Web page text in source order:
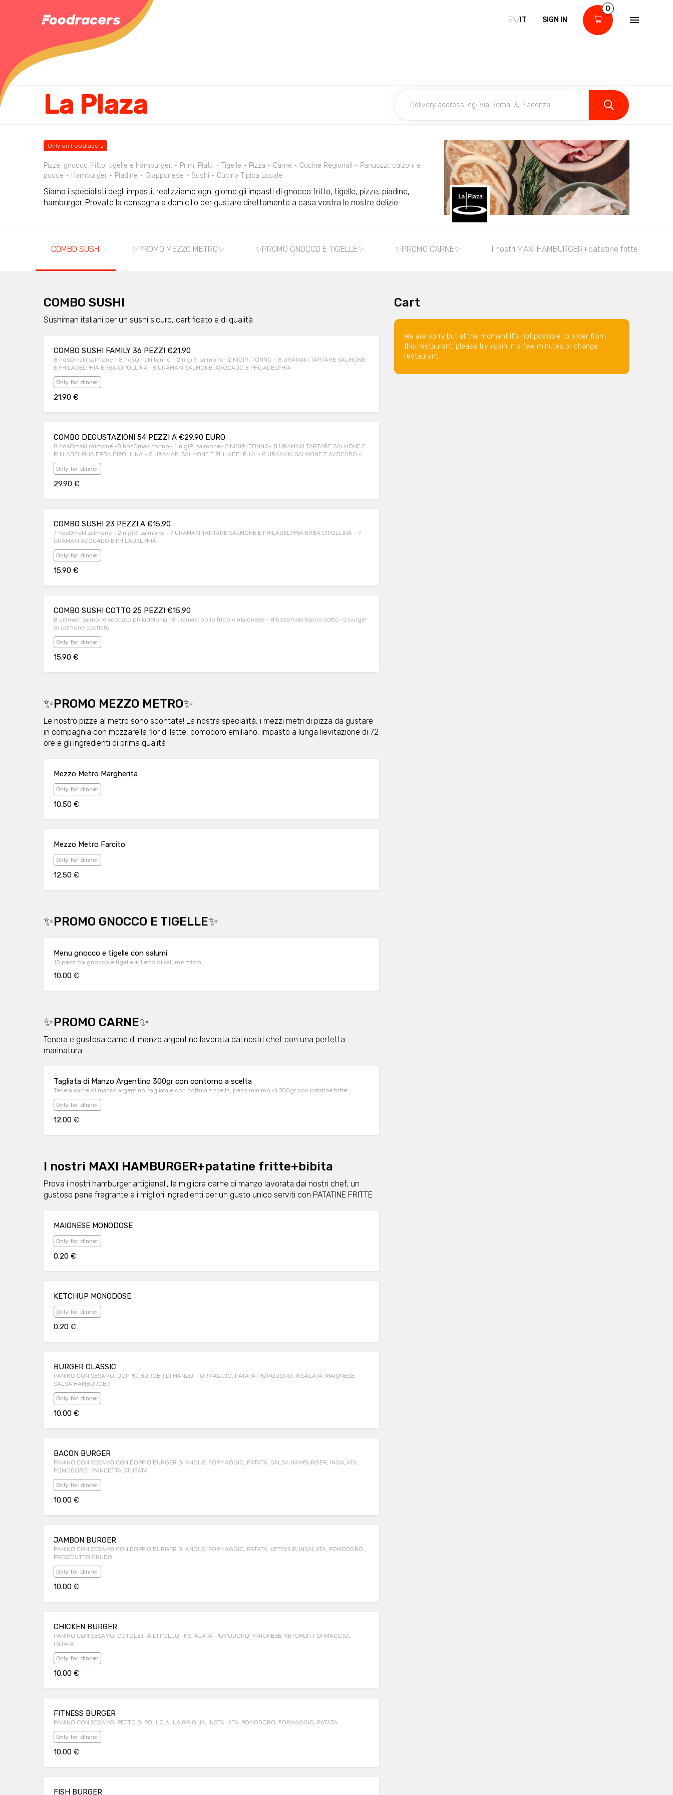
EN/ IT SIGN IN
0
La Plaza
Only on Foodracers
Pizze, gnocco fritto, tigelle e hamburger. Primi Piatti Tigelle Pizza Carne Cucine Regionali
Panuozzi, calzoni e
pucce
Hamburger Piadine Giapponese Sushi Cucina Tipica Locale
Siamo i specialisti degli impasti, realizziamo ogni giorno gli impasti di gnocco fritto, tigelle, pizze, piadine,
hamburger. Provate la consegna a domicilio per gustare direttamente a casa vostra le nostre delizie
COMBO SUSHI ✨PROMO MEZZO METRO✨ ✨PROMO GNOCCO E TIGELLE✨ ✨PROMO CARNE✨ I nostri MAXI HAMBURGER+patatine fritte+bibita
COMBO SUSHI
Sushiman italiani per un sushi sicuro, certificato e di qualità
COMBO SUSHI FAMILY 36 PEZZI €21,90
8 hosOmakI salmone - 8 hosOmakI tonno - 2 nigiRi salmone- 2 NIGIRI TONNO - 8 URAMAKI TARTARE SALMONE
E PHILADELPHIA ERBA CIPOLLINA- 8 URAMAKI SALMONE, AVOCADO E PHILADELPHIA
Only for dinner
21.90 €
COMBO DEGUSTAZIONI 54 PEZZI A €29,90 EURO
8 hosOmakI salmone -8 hosOmakI tonno- 4 nigiRi salmone- 2 NIGIRI TONNO- 8 URAMAKI TARTARE SALMONE E
PHILADELPHIA ERBA CIPOLLINA - 8 URAMAKI SALMONE E PHILADELPHIA - 8 URAMAKI SALMONE E AVOCADO - 8
URAMAKI TONNO E ZUCCHINE
Only for dinner
29.90 €
COMBO SUSHI 23 PEZZI A €15,90
7 hosOmakI salmone - 2 nigiRi salmone - 7 URAMAKI TARTARE SALMONE E PHILADELPHIA ERBA CIPOLLINA - 7
URAMAKI AVOCADO E PHILADELPHIA
Only for dinner
15.90 €
COMBO SUSHI COTTO 25 PEZZI €15,90
8 uramaki salmone scottato philadelphia -8 uramaki pollo fritto e maionese - 8 hosomaki tonno cotto -2 burger
di salmone scottato
Only for dinner
15.90 €
✨PROMO MEZZO METRO✨
Le nostro pizze al metro sono scontate! La nostra specialità, i mezzi metri di pizza da gustare
in compagnia con mozzarella fior di latte, pomodoro emiliano, impasto a lunga lievitazione di 72
ore e gli ingredienti di prima qualità
Mezzo Metro Margherita
Only for dinner
10.50 €
Mezzo Metro Farcito
Only for dinner
12.50 €
✨PROMO GNOCCO E TIGELLE✨
Menu gnocco e tigelle con salumi
10 pezzi tra gnocco e tigelle + 1 etto di salume misto
10.00 €
✨PROMO CARNE✨
Tenera e gustosa carne di manzo argentino lavorata dai nostri chef con una perfetta
marinatura
Tagliata di Manzo Argentino 300gr con contorno a scelta
Tenera carne di manzo argentino, tagliata e con cottura a scelta, peso minimo di 300gr con patatine fritte
Only for dinner
12.00 €
I nostri MAXI HAMBURGER+patatine fritte+bibita
Prova i nostri hamburger artigianali, la migliore carne di manzo lavorata dai nostri chef, un
gustoso pane fragrante e i migliori ingredienti per un gusto unico serviti con PATATINE FRITTE
MAIONESE MONODOSE
Only for dinner
0.20 €
KETCHUP MONODOSE
Only for dinner
0.20 €
BURGER CLASSIC
PANINO CON SESAMO, DOPPIO BURGER DI MANZO, FORMAGGIO, PATATA, POMODORO, INSALATA, MAIONESE,
SALSA HAMBURGER
Only for dinner
10.00 €
BACON BURGER
PANINO CON SESAMO CON DOPPIO BURGER DI ANGUS, FORMAGGIO, PATATA, SALSA HAMBURGER, INSALATA,
POMODORO , PANCETTA STUFATA
Only for dinner
10.00 €
JAMBON BURGER
PANINO CON SESAMO CON DOPPIO BURGER DI ANGUS, FORMAGGIO, PATATA, KETCHUP, INSALATA, POMODORO ,
PROSCIUTTO CRUDO
Only for dinner
10.00 €
CHICKEN BURGER
PANINO CON SESAMO, COTOLETTA DI POLLO, INSTALATA, POMODORO, MAIONESE, KETCHUP, FORMAGGIO,
PATATA
Only for dinner
10.00 €
FITNESS BURGER
PANINO CON SESAMO, PETTO DI POLLO ALLA GRIGLIA, INSTALATA, POMODORO, FORMAGGIO, PATATA
Only for dinner
10.00 €
FISH BURGER
Cart
We are sorry but at the moment it's not possible to order from
this restaurant, please try again in a few minutes or change
restaurant.